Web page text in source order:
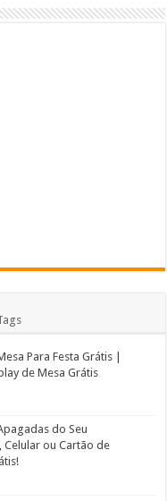
Para Festa Grátis |
de Mesa Grátis
do Seu
ou Cartão de